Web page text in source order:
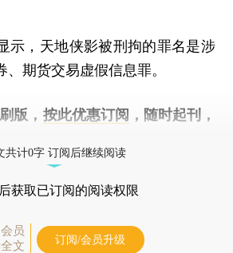
，天地侠影被刑拘的罪名是涉
期货交易虚假信息罪。
版， 按此优惠订阅 ，随时起刊，
共计0字 订阅后继续阅读
后获取已订阅的阅读权限
员
文
订阅/会员升级